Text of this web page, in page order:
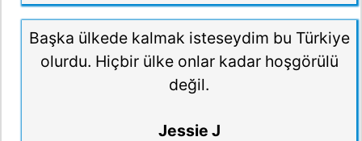
Başka ülkede kalmak isteseydim bu Türkiye
olurdu. Hiçbir ülke onlar kadar hoşgörülü
değil.
Jessie J